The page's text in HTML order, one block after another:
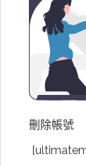
刪除帳號